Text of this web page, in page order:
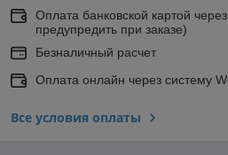
Оплата банковской картой
предупредить при заказе)
Безналичный расчет
Оплата онлайн через систему
Все условия оплаты